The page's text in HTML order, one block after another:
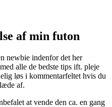
af min futon
newbie indenfor det her
alle de bedste tips ift. pleje
løs i kommentarfeltet hvis du
af.
at vende den ca. en gang